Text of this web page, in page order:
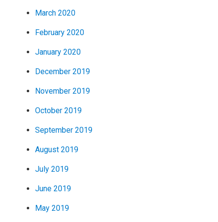
March 2020
February 2020
January 2020
December 2019
November 2019
October 2019
September 2019
August 2019
July 2019
June 2019
May 2019